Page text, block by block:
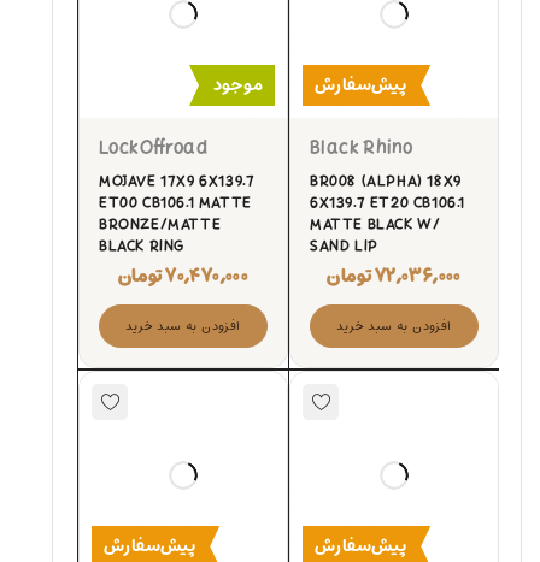
پیش‌سفارش
Black Rhino
BR008 (ALPHA) 18X9
6X139.7 ET20 CB106.1
MATTE BLACK W/
SAND LIP
۷۲,۰۳۶,۰۰۰تومان
افزودن به سبد خرید
موجود
LockOffroad
MOJAVE 17X9 6X139.7
ET00 CB106.1 MATTE
BRONZE/MATTE
BLACK RING
۷۰,۴۷۰,۰۰۰تومان
افزودن به سبد خرید
پیش‌سفارش پیش‌سفارش